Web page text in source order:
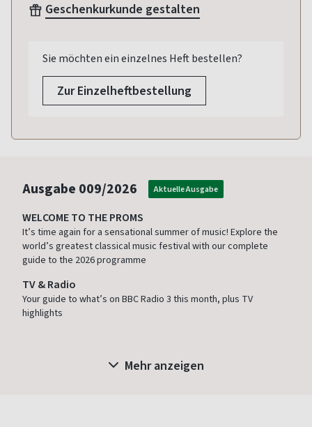
Geschenkurkunde gestalten
Sie möchten ein einzelnes Heft bestellen?
Zur Einzelheftbestellung
Ausgabe 009/2026 Aktuelle Ausgabe
WELCOME TO THE PROMS
It’s time again for a sensational summer of music! Explore the
world’s greatest classical music festival with our complete
guide to the 2026 programme
TV & Radio
Your guide to what’s on BBC Radio 3 this month, plus TV
highlights
Mehr anzeigen